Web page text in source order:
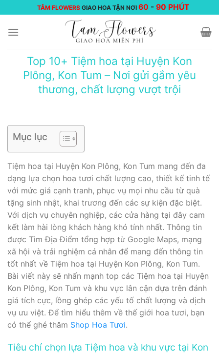
đến
nội
TÂM FLOWERS GIAO HOA TẬN NƠI 60 -90 PHÚT
Top 10+ Tiệm hoa tại Huyện Kon
Plông, Kon Tum – Nơi gửi gắm yêu
thương, chất lượng vượt trội
Mục lục
Tiệm hoa tại Huyện Kon Plông, Kon Tum mang đến đa
dạng lựa chọn hoa tươi chất lượng cao, thiết kế tinh tế
với mức giá cạnh tranh, phục vụ mọi nhu cầu từ quà
tặng sinh nhật, khai trương đến các sự kiện đặc biệt.
Với dịch vụ chuyên nghiệp, các cửa hàng tại đây cam
kết làm hài lòng khách hàng khó tính nhất. Thông tin
được Tìm Địa Điểm tổng hợp từ Google Maps, mạng
xã hội và trải nghiệm cá nhân để mang đến thông tin
tốt nhất về Tiệm hoa tại Huyện Kon Plông, Kon Tum.
Bài viết này sẽ nhấn mạnh top các Tiệm hoa tại Huyện
Kon Plông, Kon Tum và khu vực lân cận dựa trên đánh
giá tích cực, lồng ghép các yếu tố chất lượng và dịch
vụ ưu việt. Để tìm hiểu thêm về thế giới hoa tươi, bạn
có thể ghé thăm Shop Hoa Tươi.
Tiêu chí chọn lựa Tiệm hoa và khu vực tại Kon